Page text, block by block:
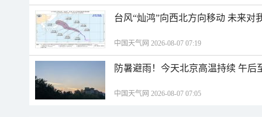
台风“灿鸿”向西北方向移动 未来对
中国天气网 2026-08-07 07:19
防暑避雨！今天北京高温持续 午
中国天气网 2026-08-07 07:05